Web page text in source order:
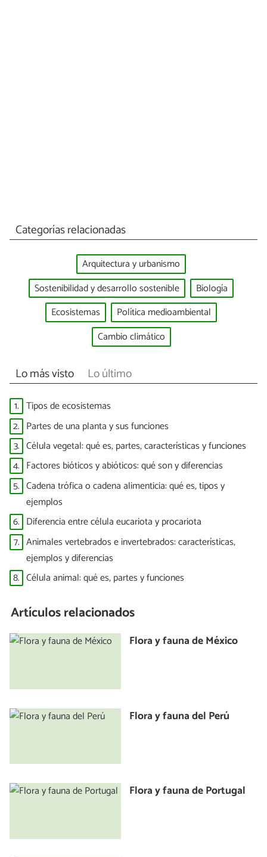
Categorías relacionadas
Arquitectura y urbanismo
Sostenibilidad y desarrollo sostenible
Biología
Ecosistemas
Política medioambiental
Cambio climático
Lo más visto Lo último
1. Tipos de ecosistemas
2. Partes de una planta y sus funciones
3. Célula vegetal: qué es, partes, características y funciones
4. Factores bióticos y abióticos: qué son y diferencias
5. Cadena trófica o cadena alimenticia: qué es, tipos y
ejemplos
6. Diferencia entre célula eucariota y procariota
7. Animales vertebrados e invertebrados: características,
ejemplos y diferencias
8. Célula animal: qué es, partes y funciones
Artículos relacionados
Flora y fauna de México
Flora y fauna del Perú
Flora y fauna de Portugal